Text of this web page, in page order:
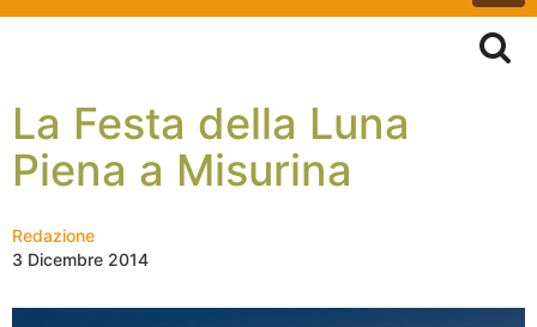
La Festa della Luna
Piena a Misurina
Redazione
3 Dicembre 2014